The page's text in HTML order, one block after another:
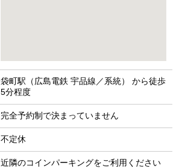
袋町駅（広島電鉄 宇品線／系統） から徒歩
5分程度
完全予約制で決まっていません
不定休
近隣のコインパーキングをご利用ください